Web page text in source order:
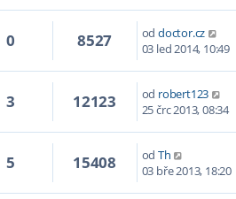
0 8527 od doctor.cz
03 led 2014, 10:49
3 12123 od robert123
25 črc 2013, 08:34
5 15408 od Th
03 bře 2013, 18:20